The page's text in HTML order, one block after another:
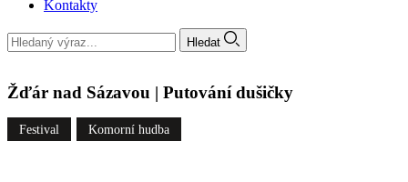
Kontakty
Hledat
Žďár nad Sázavou | Putování dušičky
Festival Komorní hudba